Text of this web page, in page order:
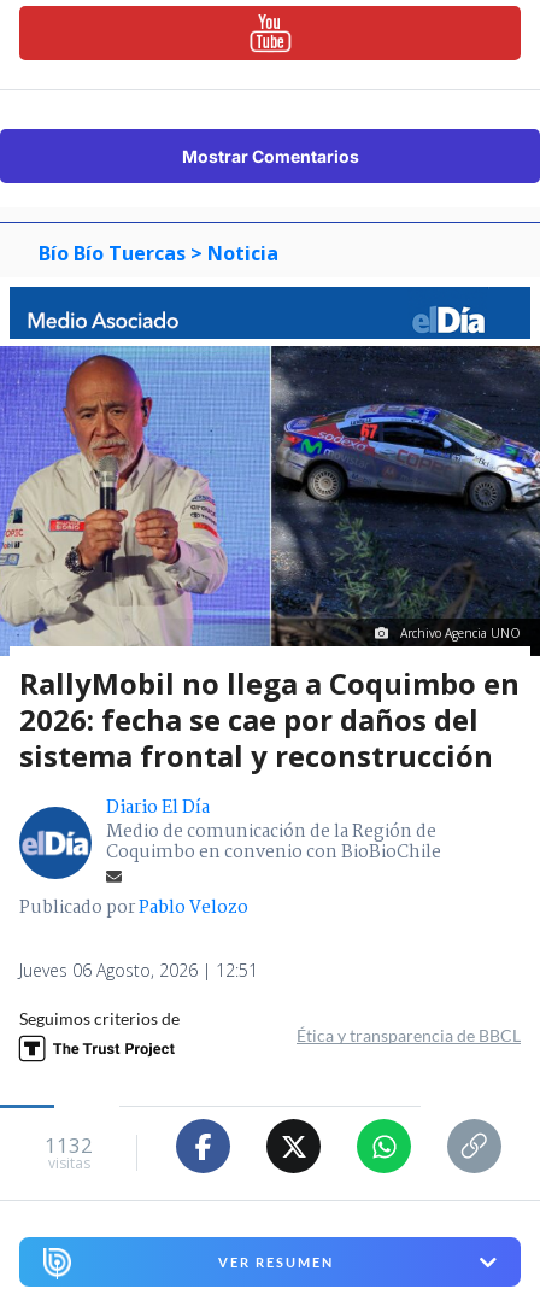
Mostrar Comentarios
Bío Bío Tuercas > Noticia
Archivo Agencia UNO
RallyMobil no llega a Coquimbo en
2026: fecha se cae por daños del
sistema frontal y reconstrucción
Diario El Día
Medio de comunicación de la Región de
Coquimbo en convenio con BioBioChile
Publicado porPablo Velozo
Jueves 06 Agosto, 2026 | 12:51
Seguimos criterios de
Ética y transparencia de BBCL
1132
visitas
VER RESUMEN